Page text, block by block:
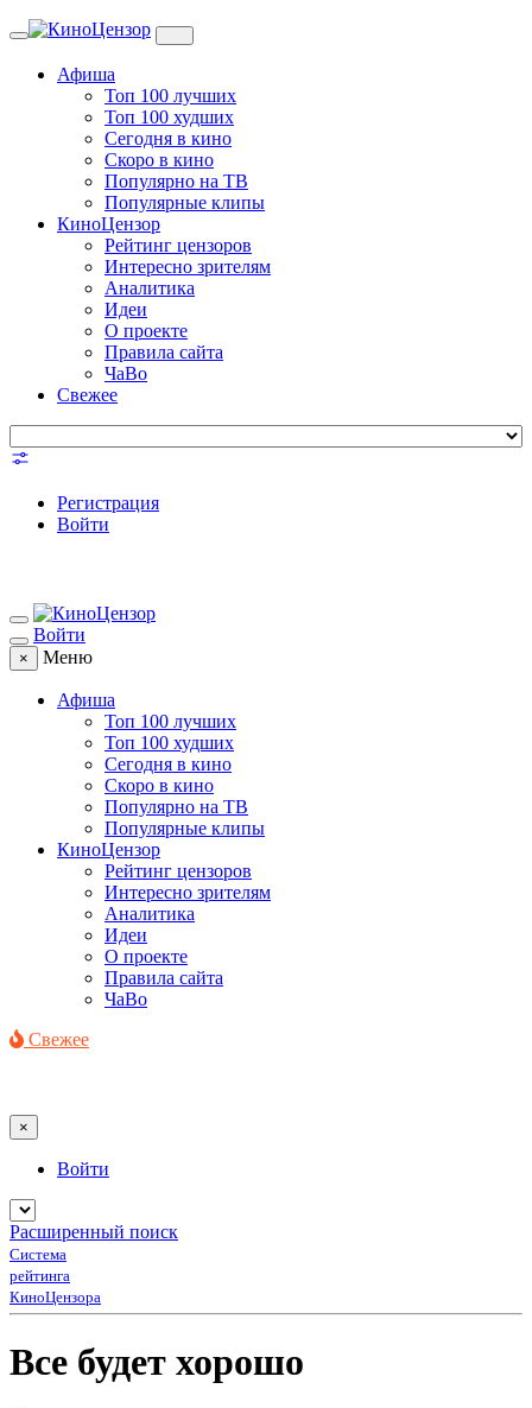
Toggle
Афиша
Топ 100 лучших
Топ 100 худших
Сегодня в кино
Скоро в кино
Популярно на ТВ
Популярные клипы
КиноЦензор
Рейтинг цензоров
Интересно зрителям
Аналитика
Идеи
О проекте
Правила сайта
ЧаВо
Свежее
Регистрация
Войти
Войти
× Меню
Афиша
Топ 100 лучших
Топ 100 худших
Сегодня в кино
Скоро в кино
Популярно на ТВ
Популярные клипы
КиноЦензор
Рейтинг цензоров
Интересно зрителям
Аналитика
Идеи
О проекте
Правила сайта
ЧаВо
Свежее
×
Войти
Расширенный поиск
Система
рейтинга
КиноЦензора
Все будет хорошо